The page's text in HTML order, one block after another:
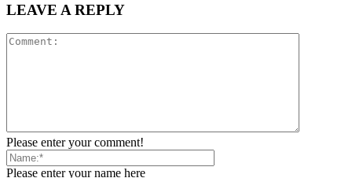
LEAVE A REPLY
Please enter your comment!
Please enter your name here